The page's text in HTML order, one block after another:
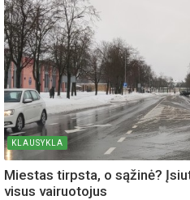
KLAUSYKLA
Miestas tirpsta, o sąžinė?
visus vairuotojus